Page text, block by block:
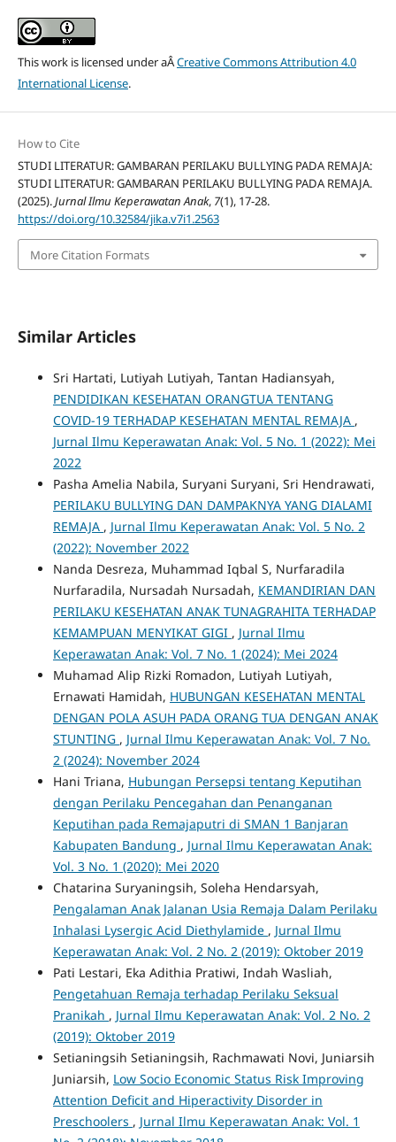
This work is licensed under aÂCreative Commons Attribution 4.0
International License.
How to Cite
STUDI LITERATUR: GAMBARAN PERILAKU BULLYING PADA REMAJA:
STUDI LITERATUR: GAMBARAN PERILAKU BULLYING PADA REMAJA.
(2025).Jurnal Ilmu Keperawatan Anak, 7(1), 17-28.
https://doi.org/10.32584/jika.v7i1.2563
More Citation Formats
Similar Articles
Sri Hartati, Lutiyah Lutiyah, Tantan Hadiansyah,
PENDIDIKAN KESEHATAN ORANGTUA TENTANG
COVID-19 TERHADAP KESEHATAN MENTAL REMAJA ,
Jurnal Ilmu Keperawatan Anak: Vol. 5 No. 1 (2022): Mei
2022
Pasha Amelia Nabila, Suryani Suryani, Sri Hendrawati,
PERILAKU BULLYING DAN DAMPAKNYA YANG DIALAMI
REMAJA , Jurnal Ilmu Keperawatan Anak: Vol. 5 No. 2
(2022): November 2022
Nanda Desreza, Muhammad Iqbal S, Nurfaradila
Nurfaradila, Nursadah Nursadah, KEMANDIRIAN DAN
PERILAKU KESEHATAN ANAK TUNAGRAHITA TERHADAP
KEMAMPUAN MENYIKAT GIGI , Jurnal Ilmu
Keperawatan Anak: Vol. 7 No. 1 (2024): Mei 2024
Muhamad Alip Rizki Romadon, Lutiyah Lutiyah,
Ernawati Hamidah, HUBUNGAN KESEHATAN MENTAL
DENGAN POLA ASUH PADA ORANG TUA DENGAN ANAK
STUNTING , Jurnal Ilmu Keperawatan Anak: Vol. 7 No.
2 (2024): November 2024
Hani Triana, Hubungan Persepsi tentang Keputihan
dengan Perilaku Pencegahan dan Penanganan
Keputihan pada Remajaputri di SMAN 1 Banjaran
Kabupaten Bandung , Jurnal Ilmu Keperawatan Anak:
Vol. 3 No. 1 (2020): Mei 2020
Chatarina Suryaningsih, Soleha Hendarsyah,
Pengalaman Anak Jalanan Usia Remaja Dalam Perilaku
Inhalasi Lysergic Acid Diethylamide , Jurnal Ilmu
Keperawatan Anak: Vol. 2 No. 2 (2019): Oktober 2019
Pati Lestari, Eka Adithia Pratiwi, Indah Wasliah,
Pengetahuan Remaja terhadap Perilaku Seksual
Pranikah , Jurnal Ilmu Keperawatan Anak: Vol. 2 No. 2
(2019): Oktober 2019
Setianingsih Setianingsih, Rachmawati Novi, Juniarsih
Juniarsih, Low Socio Economic Status Risk Improving
Attention Deficit and Hiperactivity Disorder in
Preschoolers , Jurnal Ilmu Keperawatan Anak: Vol. 1